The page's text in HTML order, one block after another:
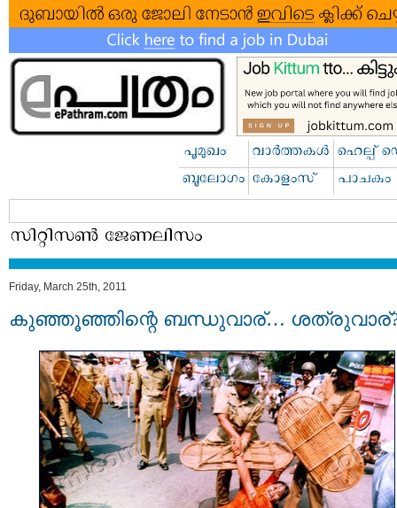
Friday, March 25th, 2011
കുഞ്ഞൂഞ്ഞിന്റെ ബന്ധുവാര്…